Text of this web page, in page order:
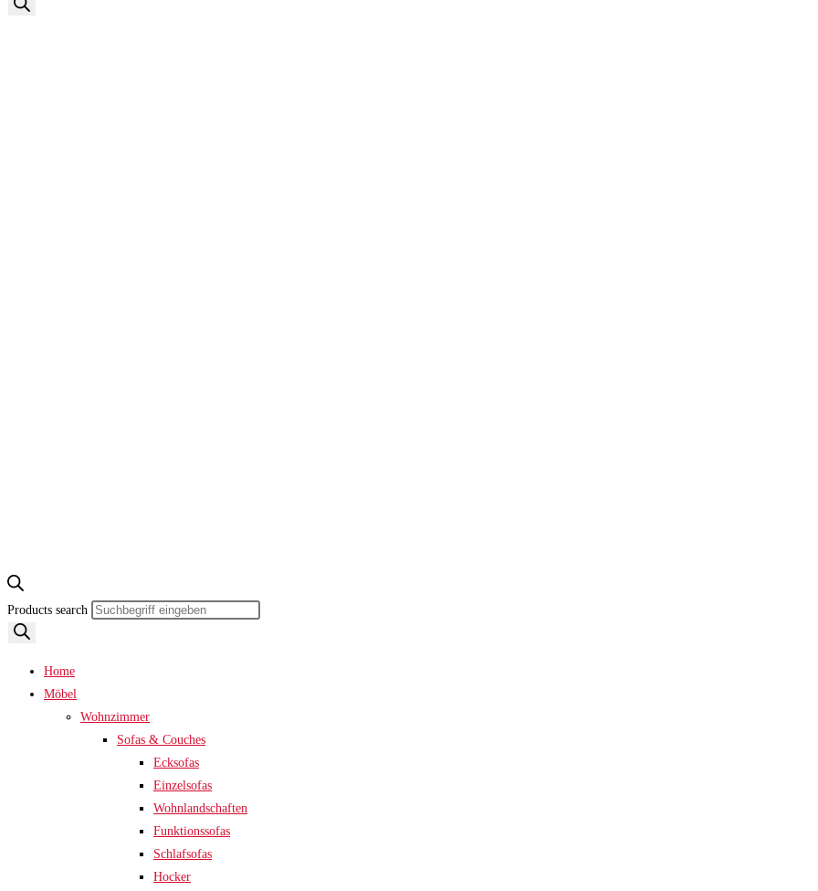
Products search
Home
Möbel
Wohnzimmer
Sofas & Couches
Ecksofas
Einzelsofas
Wohnlandschaften
Funktionssofas
Schlafsofas
Hocker